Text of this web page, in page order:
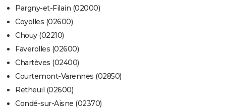
Pargny-et-Filain (02000)
Coyolles (02600)
Chouy (02210)
Faverolles (02600)
Chartèves (02400)
Courtemont-Varennes (02850)
Retheuil (02600)
Condé-sur-Aisne (02370)